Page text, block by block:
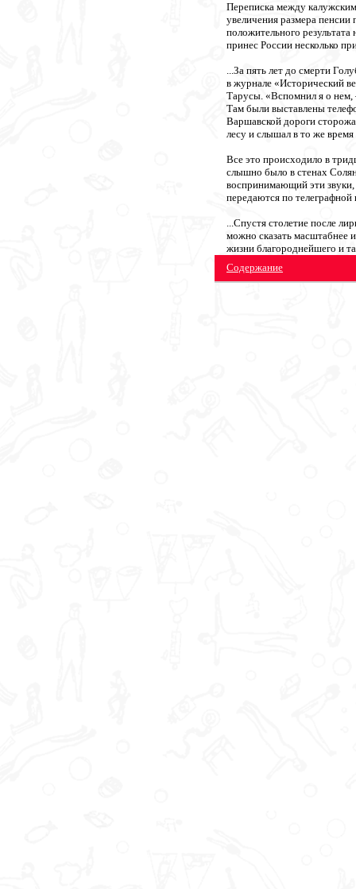
Переписка между
увеличения размера пенсии
положительного
принес России несколько
...За пять лет до смерти
в журнале «Исторический
Тарусы. «Вспомнил я о нем,
Там были выставлены
Варшавской дороги
лесу и слышал в то же
Все это происходило в
слышно было в стенах
воспринимающий эти
передаются по
...Спустя столетие после
можно сказать масштабнее
жизни благороднейшего и
Содержание